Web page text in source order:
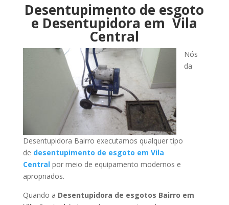
Desentupimento de esgoto
e Desentupidora em Vila
Central
Nós
da
Desentupidora Bairro executamos qualquer tipo
de desentupimento de esgoto em Vila
Centralpor meio de equipamento modernos e
apropriados.
Quando a Desentupidora de esgotos Bairro em